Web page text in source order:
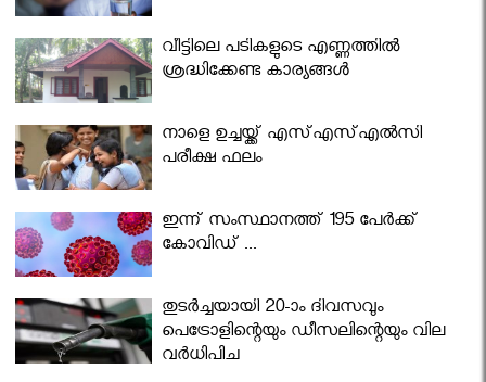
വീട്ടിലെ പടികളുടെ എണ്ണത്തിൽ
ശ്രദ്ധിക്കേണ്ട കാര്യങ്ങൾ
നാളെ ഉച്ചയ്ക്ക് എസ്എസ്എല്‍സി
പരീക്ഷ ഫലം
ഇന്ന് സംസ്ഥാനത്ത് 195 പേര്‍ക്ക്
കോവിഡ് ...
തുടർച്ചയായി 20-ാം ദിവസവും
പെട്രോളിന്റെയും ഡീസലിന്റെയും വില
വര്‍ധിപ്പിച്ചു